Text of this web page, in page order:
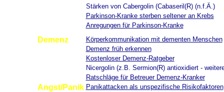
Stärken von Cabergolin (Cabaseril(R) (n.f.Ä.)
Parkinson-Kranke sterben seltener an Krebs
Anregungen für Parkinson-Kranke
Demenz
Körperkommunikation mit dementen Menschen
Demenz früh erkennen
Kostenloser Demenz-Ratgeber
Nicergolin (z.B. Sermion(R) antioxidiert -
Ratschläge für Betreuer Demenz-Kranker
Angst/Panik Panikattacken als unspezifische Risikofaktoren